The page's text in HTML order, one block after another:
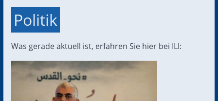
Politik
Was gerade aktuell ist, erfahren Sie hier bei ILI: